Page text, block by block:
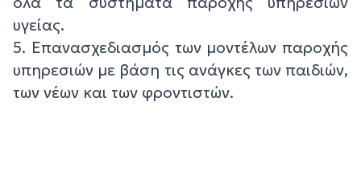
υγείας.
5. Επανασχεδιασμός των μοντέλων παροχής
υπηρεσιών με βάση τις ανάγκες των παιδιών,
των νέων και των φροντιστών.